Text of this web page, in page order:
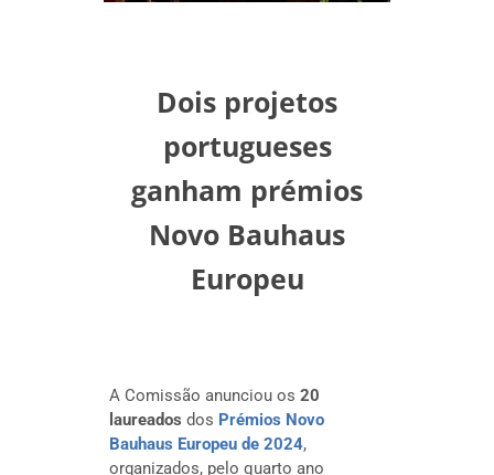
Dois projetos
portugueses
ganham prémios
Novo Bauhaus
Europeu
A Comissão anunciou os 20
laureados dos Prémios Novo
Bauhaus Europeu de 2024,
organizados, pelo quarto ano